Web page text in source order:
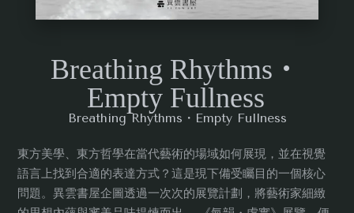
Breathing Rhythms・
Empty Fullness
Breathing Rhythms・Empty Fullness
東方美學、東方哲學在當代藝術的場域如何展現，並在視覺
語言上找到合適的表達方式？這是現下備受矚目的一個核心
問題。異雲書屋企圖透過一次次的展覽計劃，將藝術家細緻